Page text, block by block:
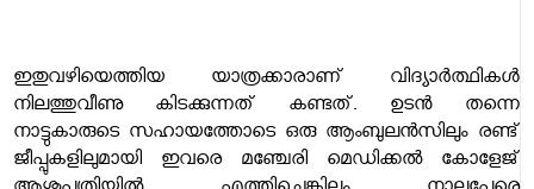
ഇതുവഴിയെത്തിയ യാത്രക്കാരാണ് വിദ്യാര്‍ത്ഥികള്‍
നിലത്തുവീണു കിടക്കുന്നത് കണ്ടത്. ഉടന്‍ തന്നെ
നാട്ടുകാരുടെ സഹായത്തോടെ ഒരു ആംബുലന്‍സിലും രണ്ട്
ജീപ്പുകളിലുമായി ഇവരെ മഞ്ചേരി മെഡിക്കല്‍ കോളേജ്